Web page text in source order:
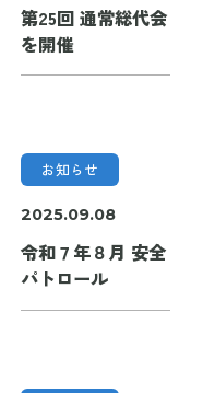
第25回 通常総代会
を開催
お知らせ
2025.09.08
令和７年８月 安全
パトロール